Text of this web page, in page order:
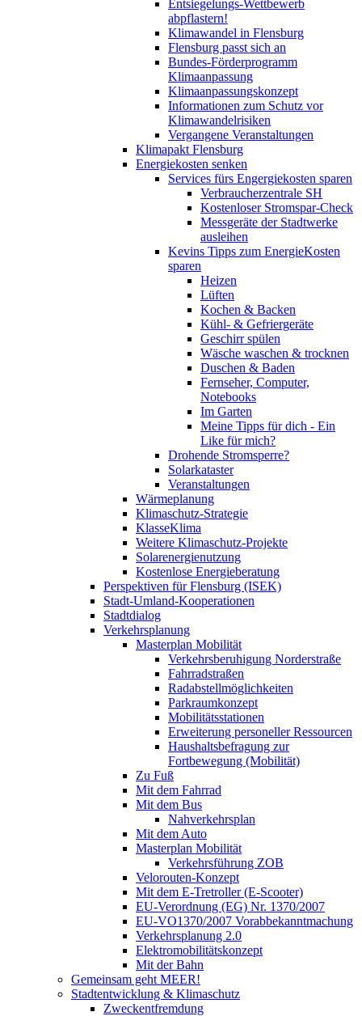
Entsiegelungs-Wettbewerb
abpflastern!
Klimawandel in Flensburg
Flensburg passt sich an
Bundes-Förderprogramm
Klimaanpassung
Klimaanpassungskonzept
Informationen zum Schutz vor
Klimawandelrisiken
Vergangene Veranstaltungen
Klimapakt Flensburg
Energiekosten senken
Services fürs Engergiekosten sparen
Verbraucherzentrale SH
Kostenloser Stromspar-Check
Messgeräte der Stadtwerke
ausleihen
Kevins Tipps zum EnergieKosten
sparen
Heizen
Lüften
Kochen & Backen
Kühl- & Gefriergeräte
Geschirr spülen
Wäsche waschen & trocknen
Duschen & Baden
Fernseher, Computer,
Notebooks
Im Garten
Meine Tipps für dich - Ein
Like für mich?
Drohende Stromsperre?
Solarkataster
Veranstaltungen
Wärmeplanung
Klimaschutz-Strategie
KlasseKlima
Weitere Klimaschutz-Projekte
Solarenergienutzung
Kostenlose Energieberatung
Perspektiven für Flensburg (ISEK)
Stadt-Umland-Kooperationen
Stadtdialog
Verkehrsplanung
Masterplan Mobilität
Verkehrsberuhigung Norderstraße
Fahrradstraßen
Radabstellmöglichkeiten
Parkraumkonzept
Mobilitätsstationen
Erweiterung personeller Ressourcen
Haushaltsbefragung zur
Fortbewegung (Mobilität)
Zu Fuß
Mit dem Fahrrad
Mit dem Bus
Nahverkehrsplan
Mit dem Auto
Masterplan Mobilität
Verkehrsführung ZOB
Velorouten-Konzept
Mit dem E-Tretroller (E-Scooter)
EU-Verordnung (EG) Nr. 1370/2007
EU-VO1370/2007 Vorabbekanntmachung
Verkehrsplanung 2.0
Elektromobilitätskonzept
Mit der Bahn
Gemeinsam geht MEER!
Stadtentwicklung & Klimaschutz
Zweckentfremdung